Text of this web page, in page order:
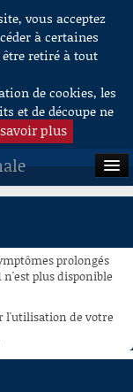
vous acceptez
à certaines
retiré à tout
de cookies, les
et de découpe ne
plus
prolongés
n'est plus disponible
l'utilisation de votre